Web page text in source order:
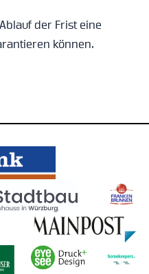
der Frist eine
können.